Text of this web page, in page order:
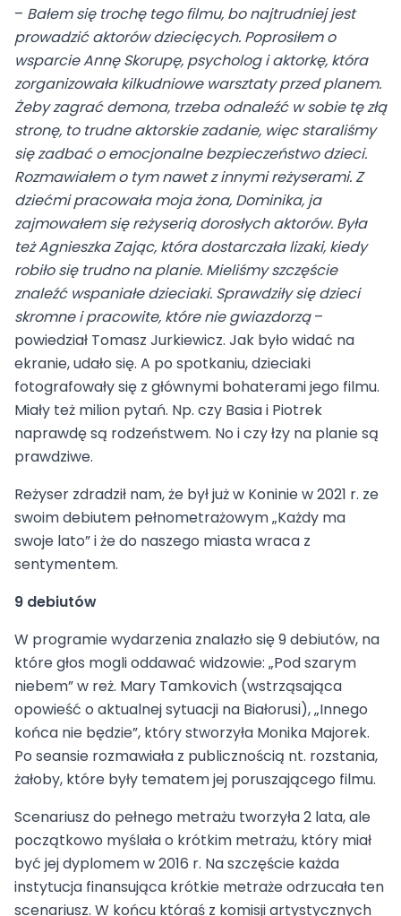
– Bałem się trochę tego filmu, bo najtrudniej jest
prowadzić aktorów dziecięcych. Poprosiłem o
wsparcie Annę Skorupę, psycholog i aktorkę, która
zorganizowała kilkudniowe warsztaty przed planem.
Żeby zagrać demona, trzeba odnaleźć w sobie tę złą
stronę, to trudne aktorskie zadanie, więc staraliśmy
się zadbać o emocjonalne bezpieczeństwo dzieci.
Rozmawiałem o tym nawet z innymi reżyserami. Z
dziećmi pracowała moja żona, Dominika, ja
zajmowałem się reżyserią dorosłych aktorów. Była
też Agnieszka Zając, która dostarczała lizaki, kiedy
robiło się trudno na planie. Mieliśmy szczęście
znaleźć wspaniałe dzieciaki. Sprawdziły się dzieci
skromne i pracowite, które nie gwiazdorzą–
powiedział Tomasz Jurkiewicz. Jak było widać na
ekranie, udało się. A po spotkaniu, dzieciaki
fotografowały się z głównymi bohaterami jego filmu.
Miały też milion pytań. Np. czy Basia i Piotrek
naprawdę są rodzeństwem. No i czy łzy na planie są
prawdziwe.
Reżyser zdradził nam, że był już w Koninie w 2021 r. ze
swoim debiutem pełnometrażowym „Każdy ma
swoje lato” i że do naszego miasta wraca z
sentymentem.
9 debiutów
W programie wydarzenia znalazło się 9 debiutów, na
które głos mogli oddawać widzowie: „Pod szarym
niebem” w reż. Mary Tamkovich (wstrząsająca
opowieść o aktualnej sytuacji na Białorusi), „Innego
końca nie będzie”, który stworzyła Monika Majorek.
Po seansie rozmawiała z publicznością nt. rozstania,
żałoby, które były tematem jej poruszającego filmu.
Scenariusz do pełnego metrażu tworzyła 2 lata, ale
początkowo myślała o krótkim metrażu, który miał
być jej dyplomem w 2016 r. Na szczęście każda
instytucja finansująca krótkie metraże odrzucała ten
scenariusz. W końcu któraś z komisji artystycznych